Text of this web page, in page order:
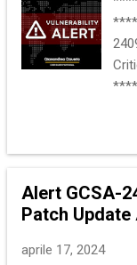
di
vari
Alert GCSA-
Patch
aprile 17, 2024